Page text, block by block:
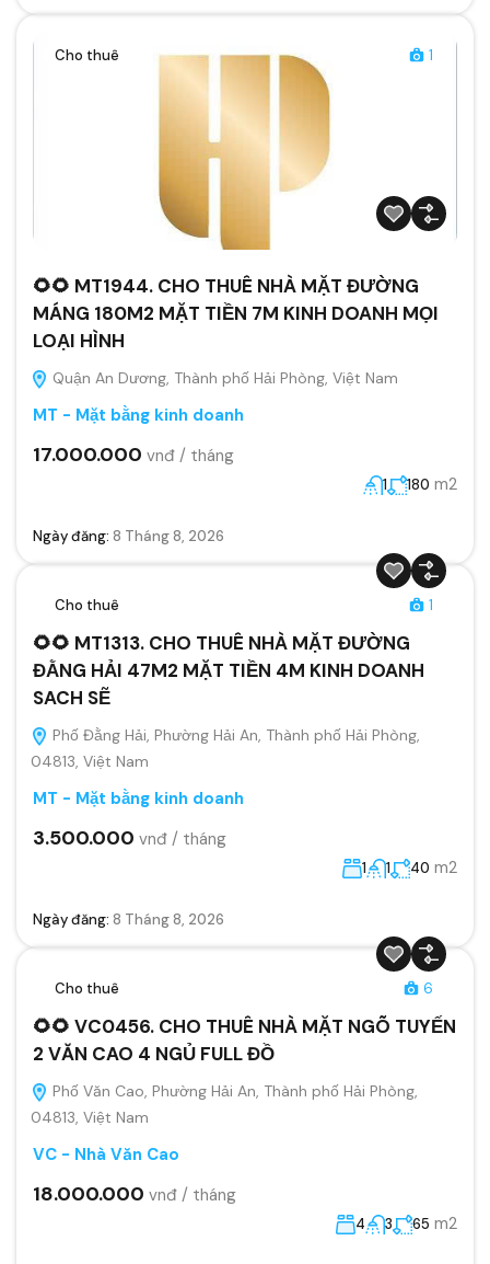
Cho thuê 1
🌻🌻 MT1944. CHO THUÊ NHÀ MẶT ĐƯỜNG
MÁNG 180M2 MẶT TIỀN 7M KINH DOANH MỌI
LOẠI HÌNH
Quận An Dương, Thành phố Hải Phòng, Việt Nam
MT - Mặt bằng kinh doanh
17.000.000 vnđ / tháng
1 180 m2
Ngày đăng: 8 Tháng 8, 2026
Cho thuê 1
🌻🌻 MT1313. CHO THUÊ NHÀ MẶT ĐƯỜNG
ĐẰNG HẢI 47M2 MẶT TIỀN 4M KINH DOANH
SACH SẼ
Phố Đằng Hải, Phường Hải An, Thành phố Hải Phòng,
04813, Việt Nam
MT - Mặt bằng kinh doanh
3.500.000 vnđ / tháng
1 1 40 m2
Ngày đăng: 8 Tháng 8, 2026
Cho thuê 6
🌻🌻 VC0456. CHO THUÊ NHÀ MẶT NGÕ TUYẾN
2 VĂN CAO 4 NGỦ FULL ĐỒ
Phố Văn Cao, Phường Hải An, Thành phố Hải Phòng,
04813, Việt Nam
VC - Nhà Văn Cao
18.000.000 vnđ / tháng
4 3 65 m2